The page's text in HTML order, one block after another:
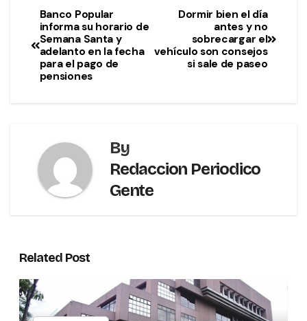
Dormir bien el día
antes y no
sobrecargar el
vehículo son consejos
si sale de paseo
Banco Popular
informa su horario de
Semana Santa y
adelanto en la fecha
para el pago de
pensiones
By
Redaccion Periodico
Gente
Related Post